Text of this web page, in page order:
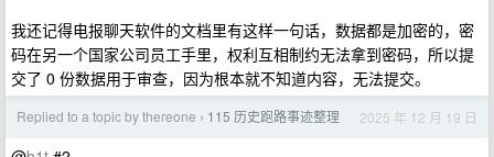
我还记得电报聊天软件的文档里有这样一句话，数据都是加密的，密
码在另一个国家公司员工手里，权利互相制约无法拿到密码，所以提
交了 0 份数据用于审查，因为根本就不知道内容，无法提交。
Replied to a topic by thereone › 115 历史跑路事迹整理 2025 年 12 月 19 日